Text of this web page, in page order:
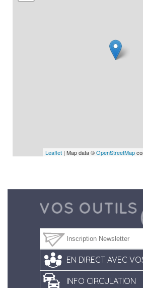
Leaflet | Map data ©OpenStreetMap
EN DIRECT AVEC
INFO CIRCULATION